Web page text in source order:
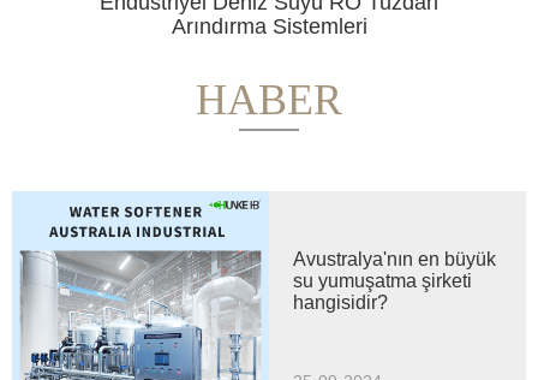
Arındırma Sistemleri
HABER
Avustralya'nın en büyük
su yumuşatma şirketi
hangisidir?